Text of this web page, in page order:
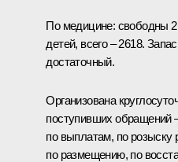
По медицине: свободны
детей, всего – 2618.
достаточный.
Организована
поступивших обращений
по выплатам, по розыску
по размещению, по